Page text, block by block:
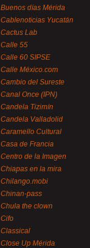
Buenos días Mérida
Cablenoticias Yucatán
Cactus Lab
Calle 55
Calle 60 SIPSE
Calle México.com
Cambio del Sureste
Canal Once (IPN)
Candela Tizimín
Candela Valladolid
Caramello Cultural
Casa de Francia
Centro de la Imagen
Chiapas en la mira
Chilango.mobi
Chinan-pass
Chula the clown
Cifo
Classical
Close Up Mérida